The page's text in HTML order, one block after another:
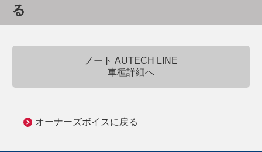
る
ノート AUTECH LINE
車種詳細へ
オーナーズボイスに戻る